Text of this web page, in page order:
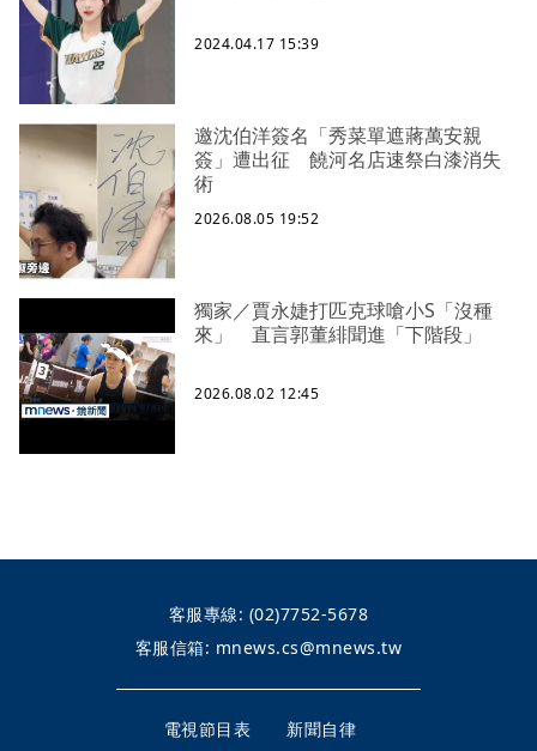
2024.04.17 15:39
邀沈伯洋簽名「秀菜單遮蔣萬安親
簽」遭出征 饒河名店速祭白漆消失
術
2026.08.05 19:52
獨家／賈永婕打匹克球嗆小S「沒種
來」 直言郭董緋聞進「下階段」
2026.08.02 12:45
客服專線: (02)7752-5678
客服信箱: mnews.cs@mnews.tw
電視節目表 新聞自律